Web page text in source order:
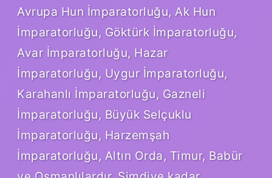
Avrupa Hun İmparatorluğu, Ak Hun
İmparatorluğu, Göktürk İmparatorluğu,
Avar İmparatorluğu, Hazar
İmparatorluğu, Uygur İmparatorluğu,
Karahanlı İmparatorluğu, Gazneli
İmparatorluğu, Büyük Selçuklu
İmparatorluğu, Harzemşah
İmparatorluğu, Altın Orda, Timur, Babür